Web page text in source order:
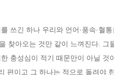
쓰긴 하나 우리와 언어·풍속·혈
찾아오는 것만 같이 느껴진다.
충성심이 적기 때문만이 아닐
편이고 그 하나는 적으로 돌려야